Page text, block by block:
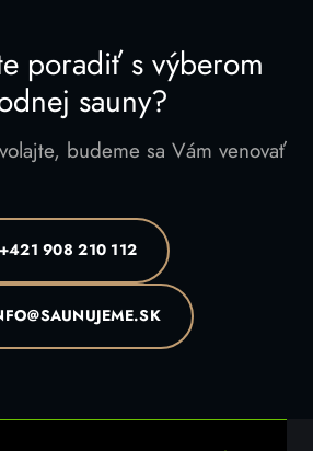
poradiť s výberom
sauny?
budeme sa Vám venovať
+421 908 210 112